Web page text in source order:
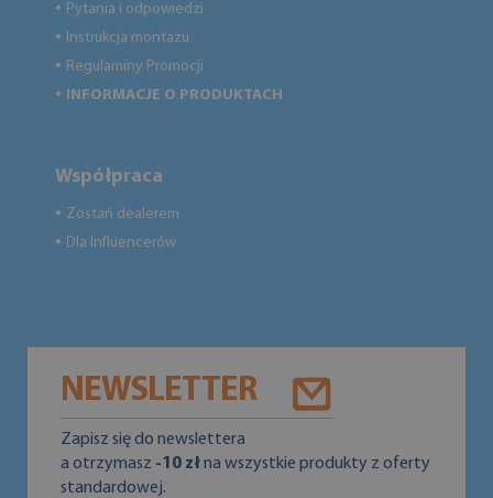
● Pytania i odpowiedzi
● Instrukcja montażu
● Regulaminy Promocji
● INFORMACJE O PRODUKTACH
Współpraca
● Zostań dealerem
● Dla Influencerów
NEWSLETTER
Zapisz się do newslettera
a otrzymasz -10 złna wszystkie produkty z oferty
standardowej.